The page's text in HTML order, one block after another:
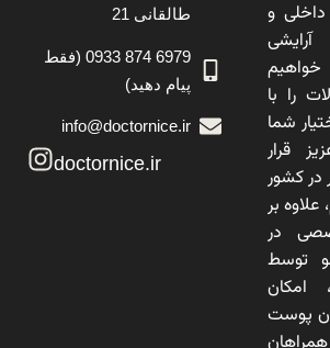
داخلی و
خواهیم
را با
شما
قرار
در کشور
علاوه بر
در
توسط
امکان
پوست
طالقانی 21
6979 874 0933 (فقط
پیام دهید)
info@doctornice.ir
doctornice.ir